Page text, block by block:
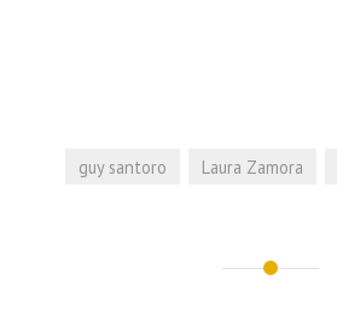
guy santoro Laura Zamora